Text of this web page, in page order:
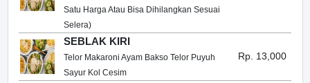
Satu Harga Atau Bisa Dihilangkan Sesuai
Selera)
SEBLAK KIRI
Telor Makaroni Ayam Bakso Telor Puyuh
Sayur Kol Cesim
Rp. 13,000